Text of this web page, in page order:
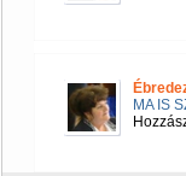
MA IS